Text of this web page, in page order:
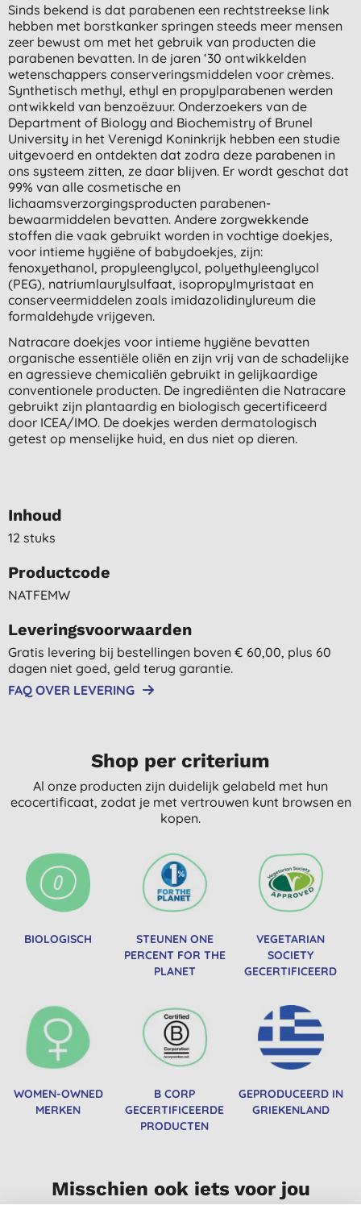
Sinds bekend is dat parabenen een rechtstreekse link
hebben met borstkanker springen steeds meer mensen
zeer bewust om met het gebruik van producten die
parabenen bevatten. In de jaren ‘30 ontwikkelden
wetenschappers conserveringsmiddelen voor crèmes.
Synthetisch methyl, ethyl en propylparabenen werden
ontwikkeld van benzoëzuur. Onderzoekers van de
Department of Biology and Biochemistry of Brunel
University in het Verenigd Koninkrijk hebben een studie
uitgevoerd en ontdekten dat zodra deze parabenen in
ons systeem zitten, ze daar blijven. Er wordt geschat dat
99% van alle cosmetische en
lichaamsverzorgingsproducten parabenen-
bewaarmiddelen bevatten. Andere zorgwekkende
stoffen die vaak gebruikt worden in vochtige doekjes,
voor intieme hygiëne of babydoekjes, zijn:
fenoxyethanol, propyleenglycol, polyethyleenglycol
(PEG), natriumlaurylsulfaat, isopropylmyristaat en
conserveermiddelen zoals imidazolidinylureum die
formaldehyde vrijgeven.
Natracare doekjes voor intieme hygiëne bevatten
organische essentiële oliën en zijn vrij van de schadelijke
en agressieve chemicaliën gebruikt in gelijkaardige
conventionele producten. De ingrediënten die Natracare
gebruikt zijn plantaardig en biologisch gecertificeerd
door ICEA/IMO. De doekjes werden dermatologisch
getest op menselijke huid, en dus niet op dieren.
Inhoud
12 stuks
Productcode
NATFEMW
Leveringsvoorwaarden
Gratis levering bij bestellingen boven € 60,00, plus 60
dagen niet goed, geld terug garantie.
FAQ OVER LEVERING
Shop per criterium
Al onze producten zijn duidelijk gelabeld met hun
ecocertificaat, zodat je met vertrouwen kunt browsen en
kopen.
BIOLOGISCH
STEUNEN ONE
PERCENT FOR THE
PLANET
VEGETARIAN
SOCIETY
GECERTIFICEERD
WOMEN-OWNED
MERKEN
B CORP
GECERTIFICEERDE
PRODUCTEN
GEPRODUCEERD IN
GRIEKENLAND
Misschien ook iets voor jou